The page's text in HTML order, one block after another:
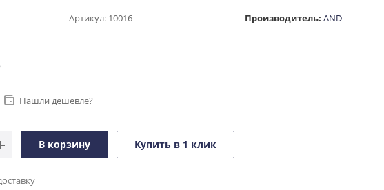
Артикул: 10016 Производитель: AND
Нашли дешевле?
В корзину Купить в 1 клик